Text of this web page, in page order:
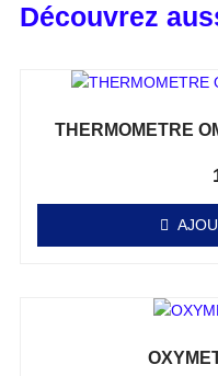
Découvrez
THERMOMETRE